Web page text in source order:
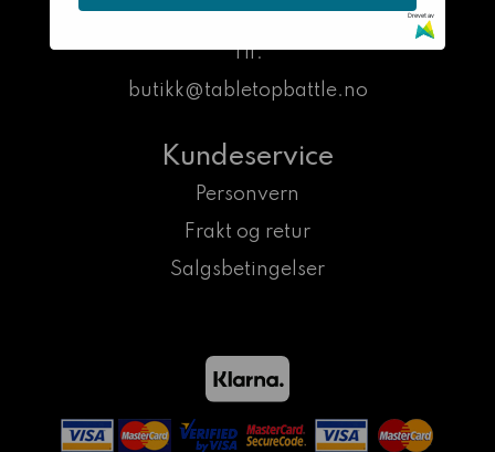
Org. nr. 917008248MVA
Tlf:
butikk@tabletopbattle.no
Kundeservice
Personvern
Frakt og retur
Salgsbetingelser
Drevet av